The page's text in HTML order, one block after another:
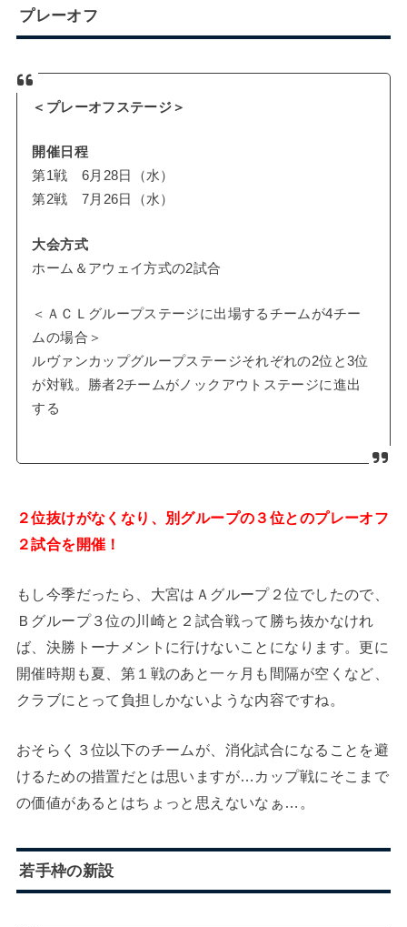
プレーオフ
＜プレーオフステージ＞
開催日程
第1戦 6月28日（水）
第2戦 7月26日（水）
大会方式
ホーム＆アウェイ方式の2試合
＜ＡＣＬグループステージに出場するチームが4チー
ムの場合＞
ルヴァンカップグループステージそれぞれの2位と3位
が対戦。勝者2チームがノックアウトステージに進出
する
２位抜けがなくなり、別グループの３位とのプレーオフ
２試合を開催！
もし今季だったら、大宮はＡグループ２位でしたので、
Ｂグループ３位の川崎と２試合戦って勝ち抜かなけれ
ば、決勝トーナメントに行けないことになります。更に
開催時期も夏、第１戦のあと一ヶ月も間隔が空くなど、
クラブにとって負担しかないような内容ですね。
おそらく３位以下のチームが、消化試合になることを避
けるための措置だとは思いますが…カップ戦にそこまで
の価値があるとはちょっと思えないなぁ…。
若手枠の新設